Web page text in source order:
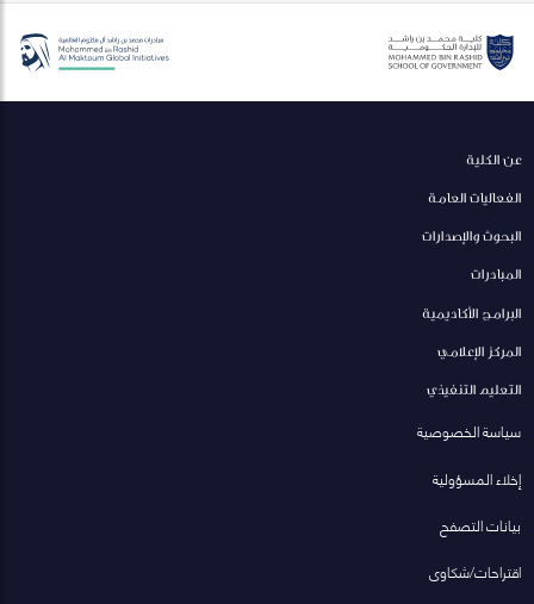
عن الكلية
الفعاليات العامة
البحوث والإصدارات
المبادرات
البرامج الأكاديمية
المركز الإعلامي
التعليم التنفيذي
سياسة الخصوصية
إخلاء المسؤولية
بيانات التصفح
اقتراحات/شكاوى